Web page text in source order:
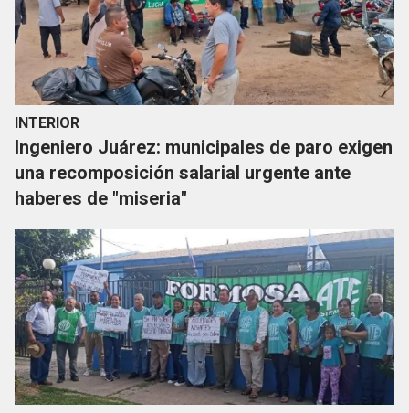
INTERIOR
Ingeniero Juárez: municipales de paro exigen
una recomposición salarial urgente ante
haberes de "miseria"